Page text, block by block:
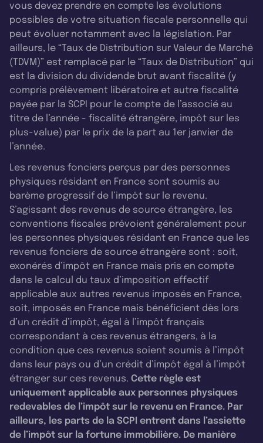
vous devez prendre en compte les évolutions
possibles de votre situation fiscale personnelle qui
peut évoluer notamment avec la législation. Par
ailleurs, le “Taux de Distribution sur Valeur de Marché
(TDVM)” est remplacé par le “Taux de Distribution” qui
est la division du dividende brut avant fiscalité (y
compris prélèvement libératoire et autre fiscalité
payée par la SCPI pour le compte de l’associé au
titre de l’année - fiscalité étrangère, impôt sur les
plus-value) par le prix de la part au 1er janvier de
l’année.
Les revenus fonciers perçus par des personnes
physiques résidant en France sont soumis au
barème progressif de l’impôt sur le revenu.
S’agissant des revenus de source étrangère, les
conventions fiscales prévoient généralement pour
les personnes physiques résidant en France que les
revenus fonciers de source étrangère sont : soit,
exonérés d’impôt en France mais pris en compte
dans le calcul du taux d’imposition effectif
applicable aux autres revenus imposés en France,
soit, imposés en France mais bénéficient dès lors
d’un crédit d’impôt, égal à l’impôt français
correspondant à ces revenus étrangers, à la
condition que ces revenus soient soumis à l’impôt
dans leur pays ou d’un crédit d’impôt égal à l’impôt
étranger sur ces revenus. Cette règle est
uniquement applicable aux personnes physiques
redevables de l’impôt sur le revenu en France. Par
ailleurs, les parts de la SCPI entrent dans l’assiette
de l’impôt sur la fortune immobilière. De manière